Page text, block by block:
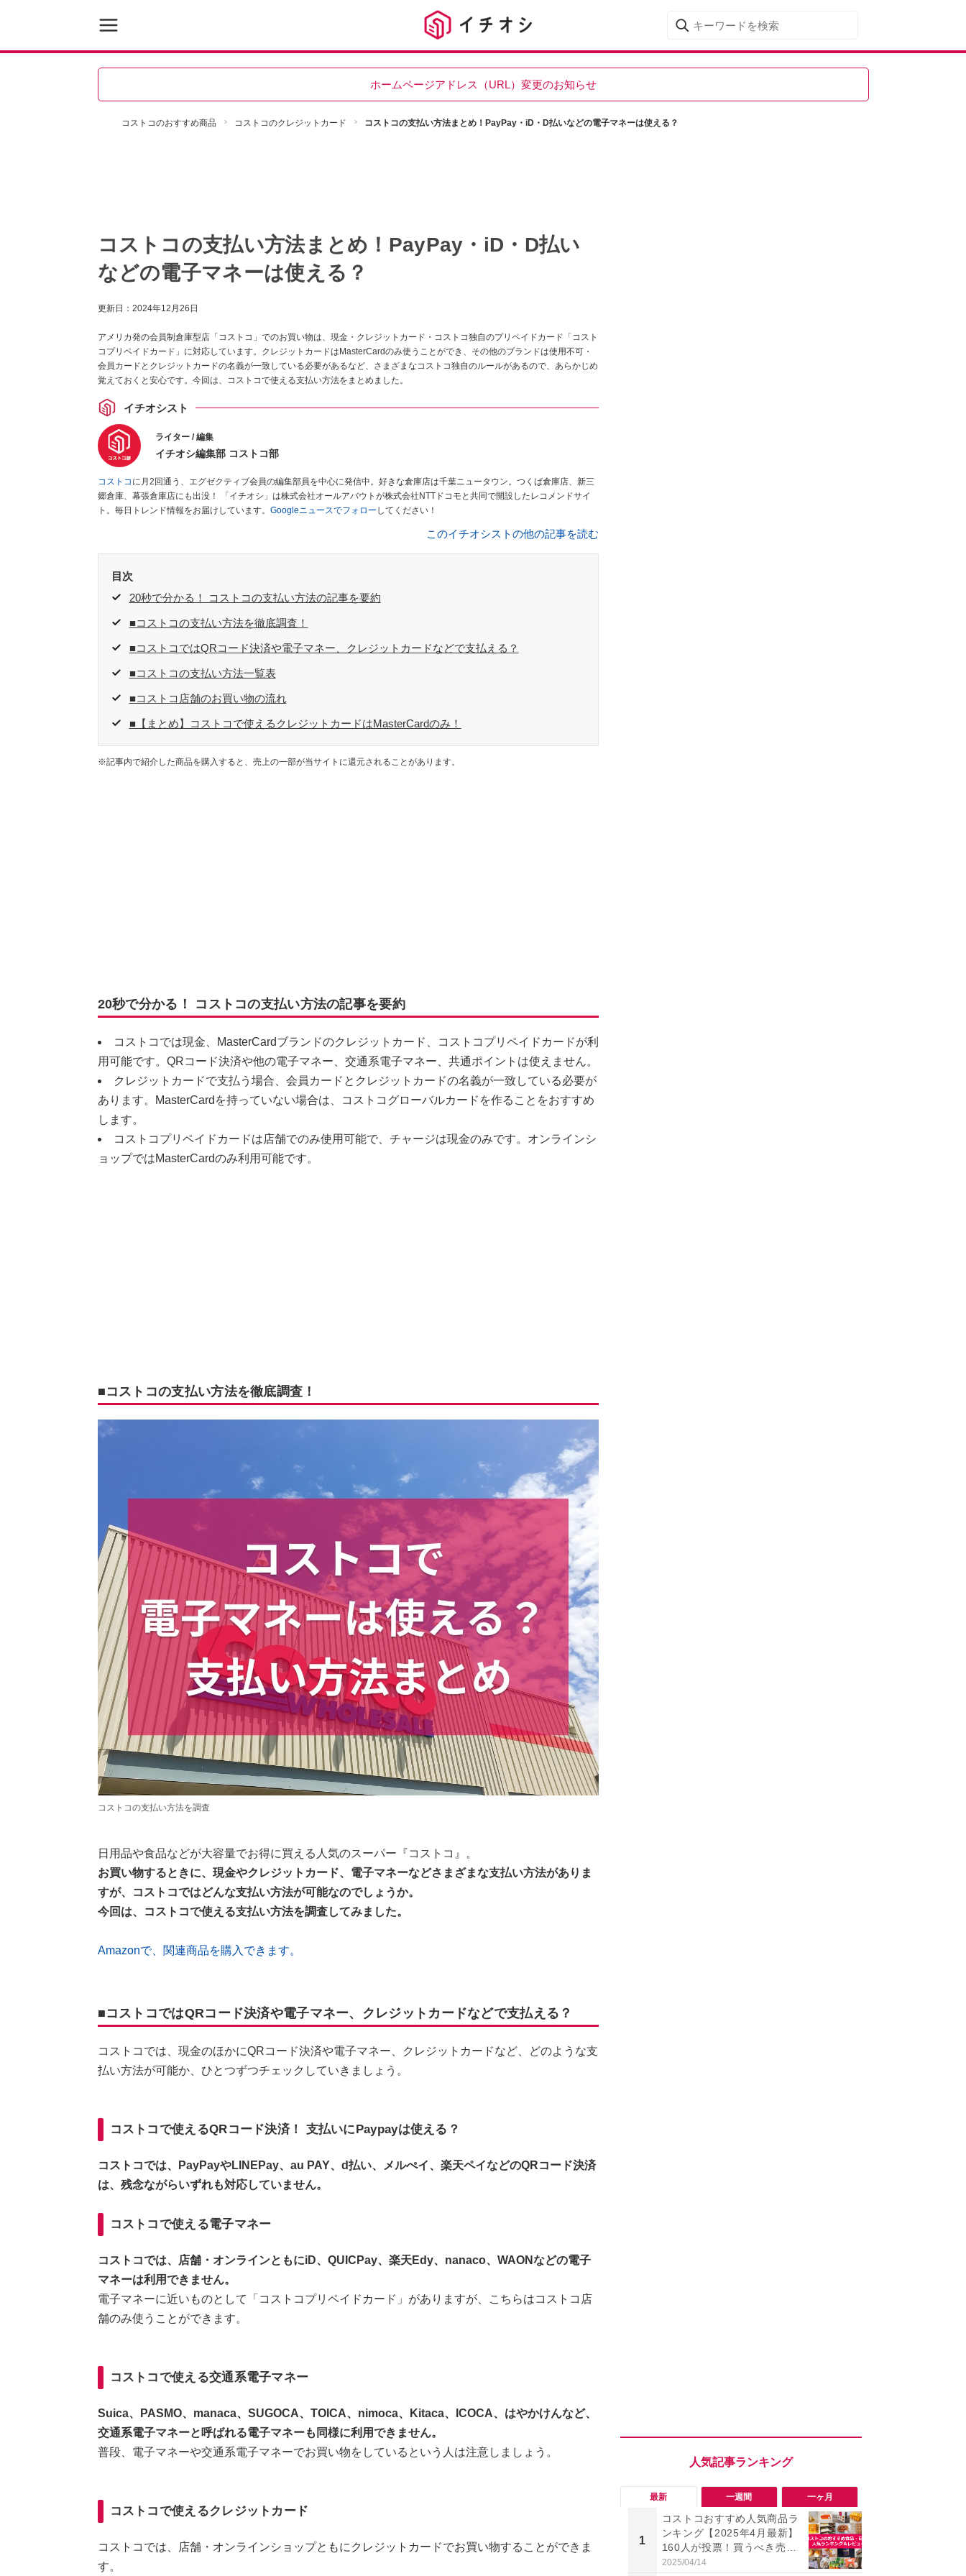
ホームページアドレス（URL）変更のお知らせ
コストコのおすすめ商品 コストコのクレジットカード コストコの支払い方法まとめ！PayPay・iD・D払いなどの電子マネーは使える？
コストコの支払い方法まとめ！PayPay・iD・D払い
などの電子マネーは使える？
更新日： 2024年12月26日
アメリカ発の会員制倉庫型店「コストコ」でのお買い物は、現金・クレジットカード・コストコ独自のプリペイドカード「コスト
コプリペイドカード」に対応しています。クレジットカードはMasterCardのみ使うことができ、その他のブランドは使用不可・
会員カードとクレジットカードの名義が一致している必要があるなど、さまざまなコストコ独自のルールがあるので、あらかじめ
覚えておくと安心です。今回は、コストコで使える支払い方法をまとめました。
イチオシスト
ライター / 編集
イチオシ編集部 コストコ部
コストコ に月2回通う、エグゼクティブ会員の編集部員を中心に発信中。好きな倉庫店は千葉ニュータウン。つくば倉庫店、新三
郷倉庫、幕張倉庫店にも出没！ 「イチオシ」は株式会社オールアバウトが株式会社NTTドコモと共同で開設したレコメンドサイ
ト。毎日トレンド情報をお届けしています。 Googleニュースでフォロー してください！
このイチオシストの他の記事を読む
目次
20秒で分かる！ コストコの支払い方法の記事を要約
■コストコの支払い方法を徹底調査！
■コストコではQRコード決済や電子マネー、クレジットカードなどで支払える？
■コストコの支払い方法一覧表
■コストコ店舗のお買い物の流れ
■【まとめ】コストコで使えるクレジットカードはMasterCardのみ！
※記事内で紹介した商品を購入すると、売上の一部が当サイトに還元されることがあります。
20秒で分かる！ コストコの支払い方法の記事を要約
コストコでは現金、MasterCardブランドのクレジットカード、コストコプリペイドカードが利
用可能です。QRコード決済や他の電子マネー、交通系電子マネー、共通ポイントは使えません。
クレジットカードで支払う場合、会員カードとクレジットカードの名義が一致している必要が
あります。MasterCardを持っていない場合は、コストコグローバルカードを作ることをおすすめ
します。
コストコプリペイドカードは店舗でのみ使用可能で、チャージは現金のみです。オンラインシ
ョップではMasterCardのみ利用可能です。
■コストコの支払い方法を徹底調査！
コストコの支払い方法を調査
日用品や食品などが大容量でお得に買える人気のスーパー『コストコ』。
お買い物するときに、現金やクレジットカード、電子マネーなどさまざまな支払い方法がありま
すが、コストコではどんな支払い方法が可能なのでしょうか。
今回は、コストコで使える支払い方法を調査してみました。
Amazonで、関連商品を購入できます。
■コストコではQRコード決済や電子マネー、クレジットカードなどで支払える？
コストコでは、現金のほかにQRコード決済や電子マネー、クレジットカードなど、どのような支
払い方法が可能か、ひとつずつチェックしていきましょう。
コストコで使えるQRコード決済！ 支払いにPaypayは使える？
コストコでは、PayPayやLINEPay、au PAY、d払い、メルぺイ、楽天ペイなどのQRコード決済
は、残念ながらいずれも対応していません。
コストコで使える電子マネー
コストコでは、店舗・オンラインともにiD、QUICPay、楽天Edy、nanaco、WAONなどの電子
マネーは利用できません。
電子マネーに近いものとして「コストコプリペイドカード」がありますが、こちらはコストコ店
舗のみ使うことができます。
コストコで使える交通系電子マネー
Suica、PASMO、manaca、SUGOCA、TOICA、nimoca、Kitaca、ICOCA、はやかけんなど、
交通系電子マネーと呼ばれる電子マネーも同様に利用できません。
普段、電子マネーや交通系電子マネーでお買い物をしているという人は注意しましょう。
コストコで使えるクレジットカード
コストコでは、店舗・オンラインショップともにクレジットカードでお買い物することができま
す。
最新 一週間 一ヶ月
1
コストコおすすめ人気商品ラ
ンキング【2025年4月最新】
160人が投票！買うべき売れ
筋食品惣菜・日用品雑貨＆セ
2025/04/14